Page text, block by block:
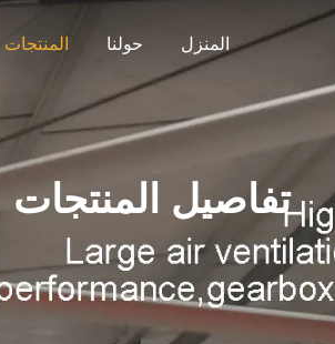
المنزل حولنا المنتجات
تفاصيل المنتجات